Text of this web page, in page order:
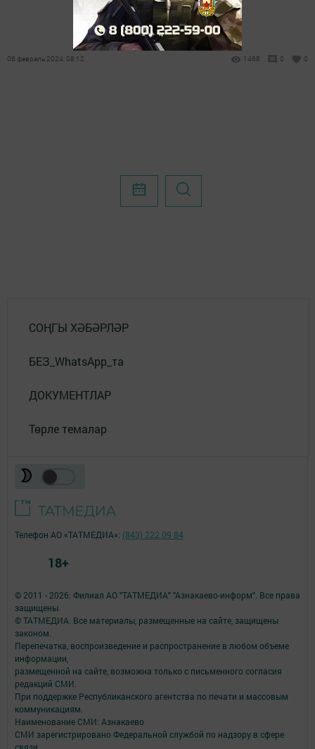
уңаеннан чара узды
06 февраль 2024, 08:12 1468 0 0
СОҢГЫ ХӘБӘРЛӘР
БЕЗ_WhatsApp_та
ДОКУМЕНТЛАР
Төрле темалар
© 2011 - 2026. Филиал АО "ТАТМЕДИА" "Азнакаево-информ". Все права
защищены.
© ТАТМЕДИА. Все материалы, размещенные на сайте, защищены
законом.
Перепечатка, воспроизведение и распространение в любом объеме
информации,
размещенной на сайте, возможна только с письменного согласия
редакций СМИ.
При поддержке Республиканского агентства по печати и массовым
коммуникациям.
Наименование СМИ: Азнакаево
СМИ зарегистрировано Федеральной службой по надзору в сфере
связи,
Телефон АО «ТАТМЕДИА»: (843) 222 09 84
18+